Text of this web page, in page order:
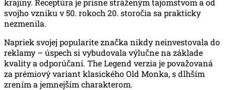
krajiny. Receptúra je prísne stráženým tajomstvom a od
svojho vzniku v 50. rokoch 20. storočia sa prakticky
nezmenila.
Napriek svojej popularite značka nikdy neinvestovala do
reklamy – úspech si vybudovala výlučne na základe
kvality a odporúčaní. The Legend verzia je považovaná
za prémiový variant klasického Old Monka, s dlhším
zrením a jemnejším charakterom.